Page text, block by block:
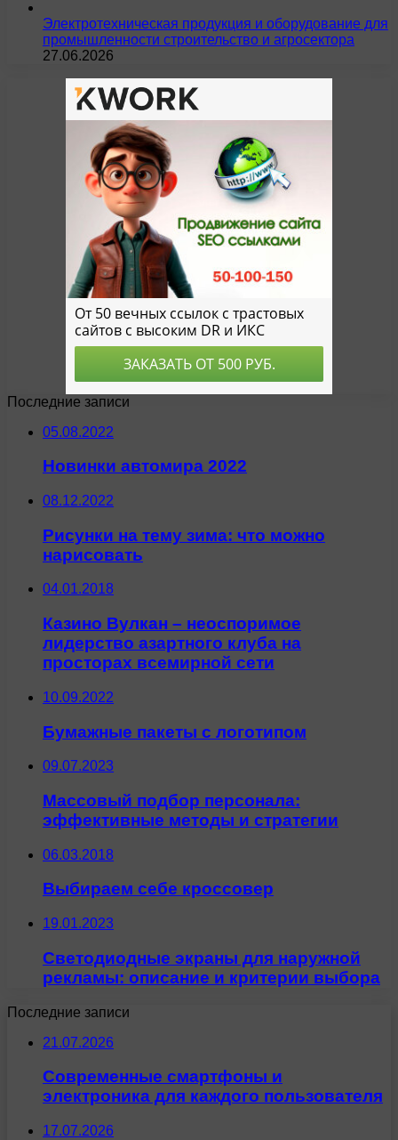
Электротехническая продукция и оборудование для
промышленности строительство и агросектора
27.06.2026
Последние записи
05.08.2022
Новинки автомира 2022
08.12.2022
Рисунки на тему зима: что можно
нарисовать
04.01.2018
Казино Вулкан – неоспоримое
лидерство азартного клуба на
просторах всемирной сети
10.09.2022
Бумажные пакеты с логотипом
09.07.2023
Массовый подбор персонала:
эффективные методы и стратегии
06.03.2018
Выбираем себе кроссовер
19.01.2023
Светодиодные экраны для наружной
рекламы: описание и критерии выбора
Последние записи
21.07.2026
Современные смартфоны и
электроника для каждого пользователя
17.07.2026